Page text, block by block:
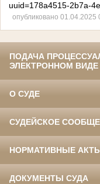
uuid=178a4515-2b7a-
опубликовано
ПОДАЧА
ЭЛЕКТРОННОМ ВИДЕ
О СУДЕ
СУДЕЙСКОЕ
НОРМАТИВНЫЕ
ДОКУМЕНТЫ СУДА